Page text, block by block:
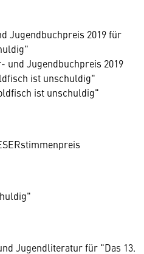
Jugendbuchpreis 2019 für
und Jugendbuchpreis 2019
ist unschuldig"
ist unschuldig"
Jugendliteratur für "Das 13.